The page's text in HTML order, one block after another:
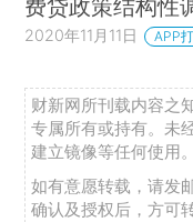
费贷政策结构性
2020年11月11日 APP
财新网所刊载内容之
专属所有或持有。未
建立镜像等任何使用。
如有意愿转载，请发
确认及授权后，方可转